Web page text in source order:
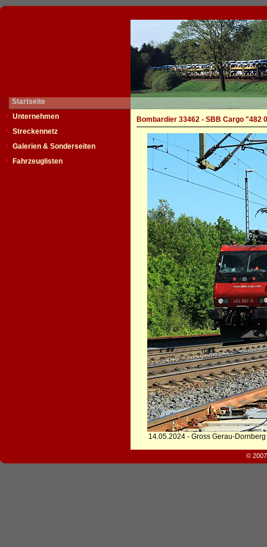
Startseite
Unternehmen
Streckennetz
Galerien & Sonderseiten
Fahrzeuglisten
Bombardier 33462 - SBB Cargo "482
14.05.2024 - Gross Gerau-Dornberg
©